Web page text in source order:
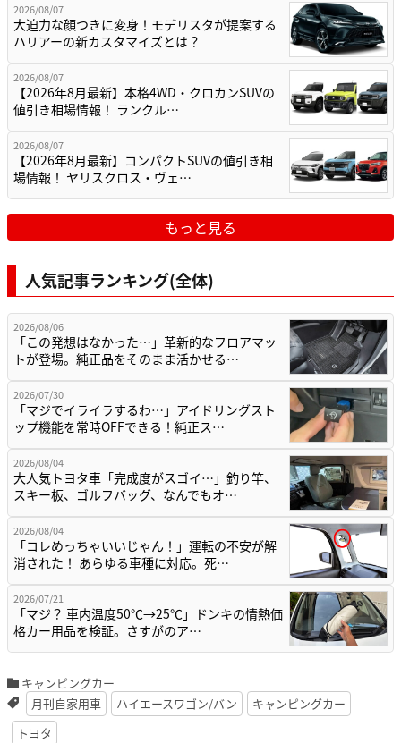
2026/08/07
大迫力な顔つきに変身！モデリスタが提案する
ハリアーの新カスタマイズとは？
2026/08/07
【2026年8月最新】本格4WD・クロカンSUVの
値引き相場情報！ ランクル…
2026/08/07
【2026年8月最新】コンパクトSUVの値引き相
場情報！ ヤリスクロス・ヴェ…
もっと見る
人気記事ランキング(全体)
2026/08/06
「この発想はなかった…」革新的なフロアマッ
トが登場。純正品をそのまま活かせる…
2026/07/30
「マジでイライラするわ…」アイドリングスト
ップ機能を常時OFFできる！純正ス…
2026/08/04
大人気トヨタ車「完成度がスゴイ…」釣り竿、
スキー板、ゴルフバッグ、なんでもオ…
2026/08/04
「コレめっちゃいいじゃん！」運転の不安が解
消された！ あらゆる車種に対応。死…
2026/07/21
「マジ？ 車内温度50℃→25℃」ドンキの情熱価
格カー用品を検証。さすがのア…
キャンピングカー
月刊自家用車
ハイエースワゴン/バン
キャンピングカー
トヨタ